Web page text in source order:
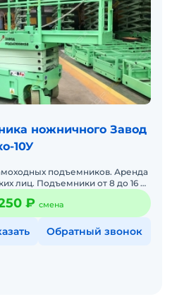
ножничного Завод
10У
подъемников. Аренда
лиц. Подъемники от 8 до 16 м,
области, также
₽ смена
Обратный звонок